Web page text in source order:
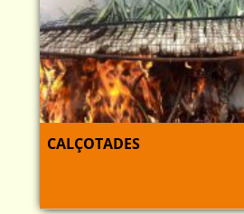
CALÇOTADES